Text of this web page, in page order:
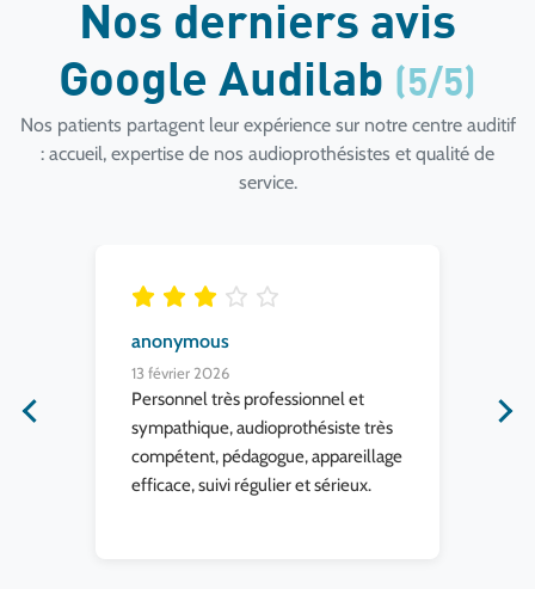
Nos derniers avis
Google Audilab (5/5)
Nos patients partagent leur expérience sur notre centre auditif
: accueil, expertise de nos audioprothésistes et qualité de
service.
anonymous
13 février 2026
Personnel très professionnel et
sympathique, audioprothésiste très
compétent, pédagogue, appareillage
efficace, suivi régulier et sérieux.